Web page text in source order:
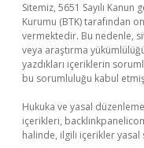
Sitemiz, 5651 Sayılı
Kurumu (BTK) tarafından
vermektedir. Bu nedenle,
veya araştırma
yazdıkları içeriklerin
bu sorumluluğu kabul etmiş
Hukuka ve yasal
içerikleri,
halinde, ilgili içerikler yasal